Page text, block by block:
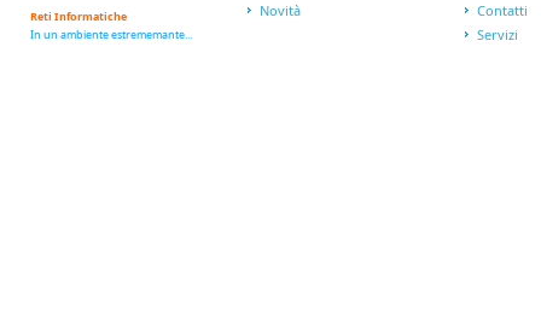
Reti Informatiche
In un ambiente estrememante...
Novità
Contatti
Servizi